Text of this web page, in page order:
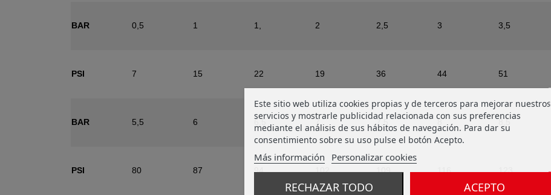
BAR 0,5 1 1, 2 2,5 3 3,5
PSI 7 15 22 19 36 44 51
BAR 5,5 6 6,5 7 7,5 8 8,5
PSI 80 87 94 102 109 116 123
Este sitio web utiliza cookies propias y de terceros para mejorar nuestros
servicios y mostrarle publicidad relacionada con sus preferencias
mediante el análisis de sus hábitos de navegación. Para dar su
consentimiento sobre su uso pulse el botón Acepto.
Más información Personalizar cookies
RECHAZAR TODO ACEPTO